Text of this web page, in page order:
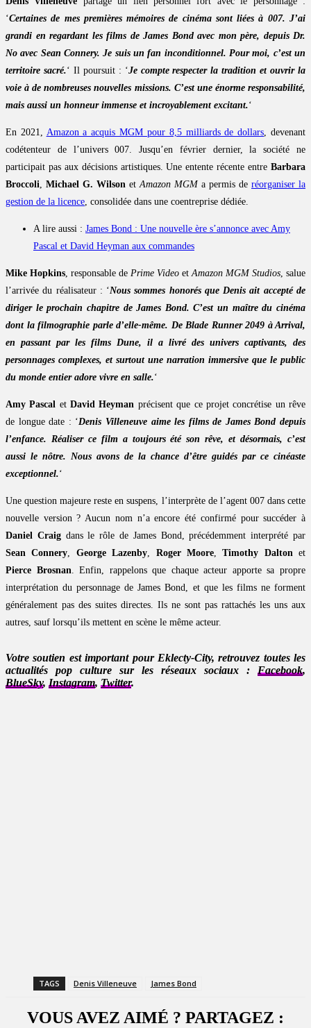
‘Certaines de mes premières mémoires de cinéma sont liées à 007. J’ai
grandi en regardant les films de James Bond avec mon père, depuis Dr.
No avec Sean Connery. Je suis un fan inconditionnel. Pour moi, c’est un
territoire sacré.‘ Il poursuit : ‘Je compte respecter la tradition et ouvrir la
voie à de nombreuses nouvelles missions. C’est une énorme responsabilité,
mais aussi un honneur immense et incroyablement excitant.‘
En 2021, Amazon a acquis MGM pour 8,5 milliards de dollars, devenant
codétenteur de l’univers 007. Jusqu’en février dernier, la société ne
participait pas aux décisions artistiques. Une entente récente entre Barbara
Broccoli, Michael G. Wilson etAmazon MGMa permis de réorganiser la
gestion de la licence, consolidée dans une coentreprise dédiée.
A lire aussi : James Bond : Une nouvelle ère s’annonce avec Amy
Pascal et David Heyman aux commandes
Mike Hopkins, responsable de Prime Video etAmazon MGM Studios, salue
l’arrivée du réalisateur : ‘Nous sommes honorés que Denis ait accepté de
diriger le prochain chapitre de James Bond. C’est un maître du cinéma
dont la filmographie parle d’elle-même. De Blade Runner 2049 à Arrival,
en passant par les films Dune, il a livré des univers captivants, des
personnages complexes, et surtout une narration immersive que le public
du monde entier adore vivre en salle.‘
Amy Pascal etDavid Heyman précisent que ce projet concrétise un rêve
de longue date : ‘Denis Villeneuve aime les films de James Bond depuis
l’enfance. Réaliser ce film a toujours été son rêve, et désormais, c’est
aussi le nôtre. Nous avons de la chance d’être guidés par ce cinéaste
exceptionnel.‘
Une question majeure reste en suspens, l’interprète de l’agent 007 dans cette
nouvelle version ? Aucun nom n’a encore été confirmé pour succéder à
Daniel Craigdans le rôle de James Bond, précédemment interprété par
Sean Connery, George Lazenby, Roger Moore,Timothy Daltonet
Pierce Brosnan. Enfin, rappelons que chaque acteur apporte sa propre
interprétation du personnage de James Bond, et que les films ne forment
généralement pas des suites directes. Ils ne sont pas rattachés les uns aux
autres, sauf lorsqu’ils mettent en scène le même acteur.
Votre soutien est important pour Eklecty-City, retrouvez toutes les
actualités pop culture sur les réseaux sociaux : Facebook,
BlueSky, Instagram, Twitter.
TAGS Denis Villeneuve James Bond
VOUS AVEZ AIMÉ ? PARTAGEZ :